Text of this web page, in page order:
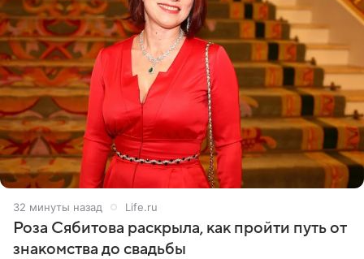
32 минуты назад Life.ru
Роза Сябитова раскрыла, как пройти путь от
знакомства до свадьбы